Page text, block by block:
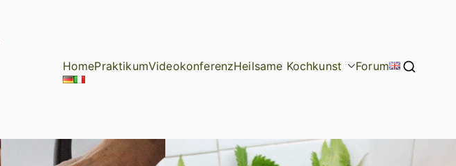
HomePraktikumVideokonferenzHeilsame Kochkunst Forum